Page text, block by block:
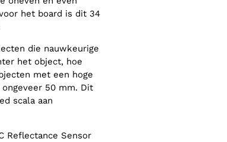
het board is dit 34
die nauwkeurige
het object, hoe
met een hoge
50 mm. Dit
scala aan
Reflectance Sensor